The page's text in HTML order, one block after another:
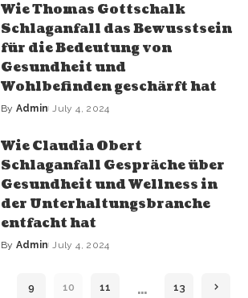
Wie Thomas Gottschalk
Schlaganfall das Bewusstsein
für die Bedeutung von
Gesundheit und
Wohlbefinden geschärft hat
By Admin July 4, 2024
Wie Claudia Obert
Schlaganfall Gespräche über
Gesundheit und Wellness in
der Unterhaltungsbranche
entfacht hat
By Admin July 4, 2024
9 10 11 … 13